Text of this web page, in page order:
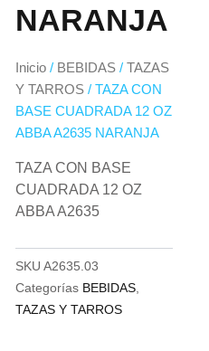
NARANJA
Inicio / BEBIDAS / TAZAS
Y TARROS / TAZA CON
BASE CUADRADA 12 OZ
ABBA A2635 NARANJA
TAZA CON BASE
CUADRADA 12 OZ
ABBA A2635
SKU A2635.03
Categorías BEBIDAS
TAZAS Y TARROS